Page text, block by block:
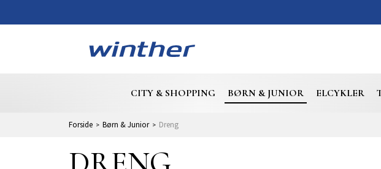
CITY & SHOPPING BØRN & JUNIOR ELCYKLER
Forside Børn & Junior Dreng